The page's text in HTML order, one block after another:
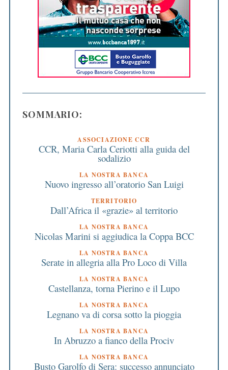
SOMMARIO:
ASSOCIAZIONE CCR
CCR, Maria Carla Ceriotti alla guida del
sodalizio
LA NOSTRA BANCA
Nuovo ingresso all’oratorio San Luigi
TERRITORIO
Dall’Africa il «grazie» al territorio
LA NOSTRA BANCA
Nicolas Marini si aggiudica la Coppa BCC
LA NOSTRA BANCA
Serate in allegria alla Pro Loco di Villa
LA NOSTRA BANCA
Castellanza, torna Pierino e il Lupo
LA NOSTRA BANCA
Legnano va di corsa sotto la pioggia
LA NOSTRA BANCA
In Abruzzo a fianco della Prociv
LA NOSTRA BANCA
Busto Garolfo di Sera: successo annunciato